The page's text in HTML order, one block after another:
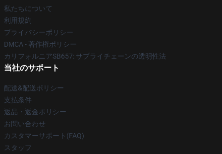
私たちについて
利用規約
プライバシーポリシー
DMCA - 著作権ポリシー
カリフォルニアSB657: サプライチェーンの透明性法
当社のサポート
配送&配送ポリシー
支払条件
返品・返金ポリシー
お問い合わせ
カスタマーサポート(FAQ)
スタッフ